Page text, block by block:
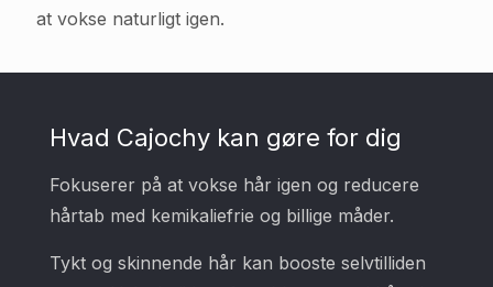
at vokse naturligt igen.
Hvad Cajochy kan gøre for dig
Fokuserer på at vokse hår igen og reducere
hårtab med kemikaliefrie og billige måder.
Tykt og skinnende hår kan booste selvtilliden